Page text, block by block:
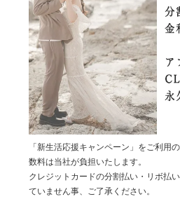
「新生活応援キャンペーン」をご利用
数料は当社が負担いたします。
クレジットカードの分割払い・リボ払
ていません事、ご了承ください。